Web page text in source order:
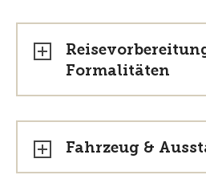
Formalitäten
Fahrzeug &